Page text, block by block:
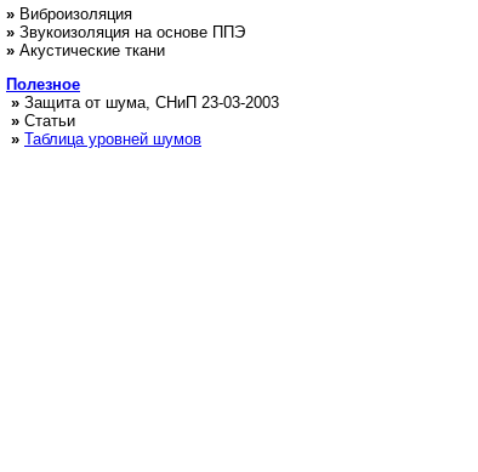
» Виброизоляция
» Звукоизоляция на основе ППЭ
» Акустические ткани
Полезное
» Защита от шума, СНиП 23-03-2003
» Статьи
» Таблица уровней шумов